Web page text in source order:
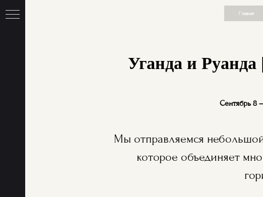
Уганда и
Сентябрь 8
Мы отправляемся
которое объединяет